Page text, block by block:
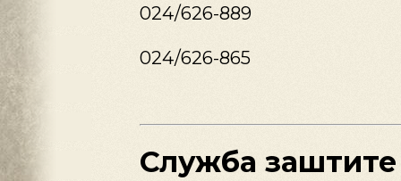
024/626-889
024/626-865
Служба заштите